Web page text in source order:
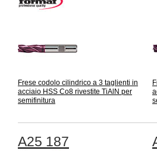
Frese codolo cilindrico a 3 taglienti in
acciaio HSS Co8 rivestite TiAlN per
semifinitura
A25 187